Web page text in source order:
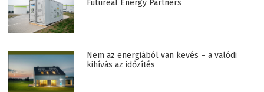
Futureal Energy Partners
Nem az energiából van kevés – a valódi
kihívás az időzítés